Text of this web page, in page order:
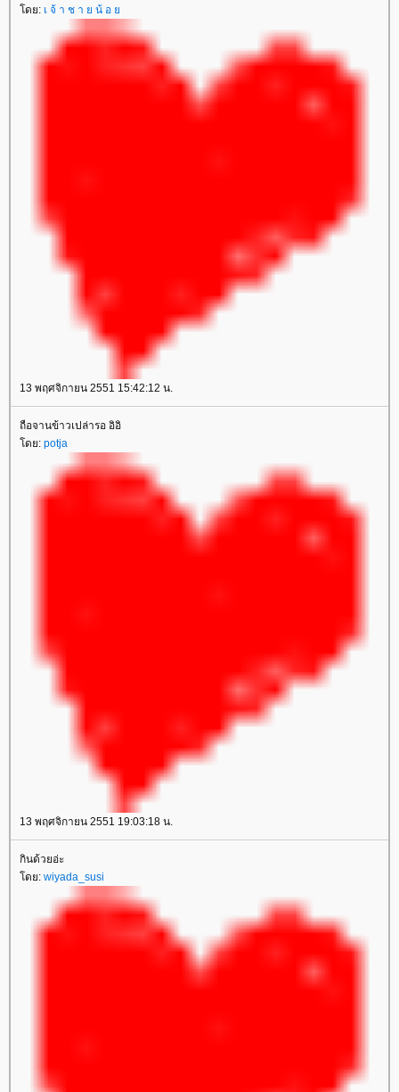
ดย: เ จ้ า ช า ย น้ อ
13 พฤศจิกายน 2551 15:42:12 น.
ถือจานข้าวเปล่ารอ อิอิ
ดย: potja
13 พฤศจิกายน 2551 19:03:18 น.
กินด้วยอ่ะ
ดย: wiyada_susi